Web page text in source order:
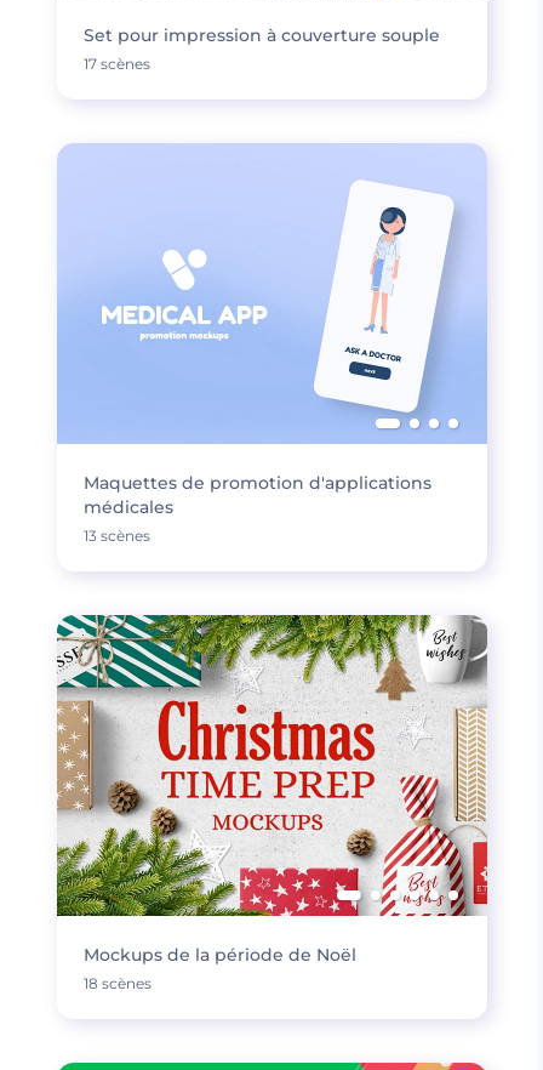
Set pour impression à couverture souple
17 scènes
Maquettes de promotion d'applications
médicales
13 scènes
Mockups de la période de Noël
18 scènes